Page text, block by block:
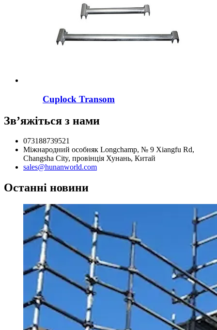
Cuplock Transom
Зв’яжіться з нами
073188739521
Міжнародний особняк Longchamp, № 9 Xiangfu Rd,
Changsha City, провінція Хунань, Китай
sales@hunanworld.com
Останні новини